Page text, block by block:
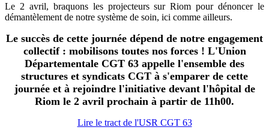
Le 2 avril, braquons les projecteurs sur Riom pour dénoncer le
démantèlement de notre système de soin, ici comme ailleurs.
Le succès de cette journée dépend de notre engagement
collectif : mobilisons toutes nos forces ! L'Union
Départementale CGT 63 appelle l'ensemble des
structures et syndicats CGT à s'emparer de cette
journée et à rejoindre l'initiative devant l'hôpital de
Riom le 2 avril prochain à partir de 11h00.
Lire le tract de l'USR CGT 63